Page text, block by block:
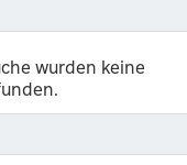
wurden keine